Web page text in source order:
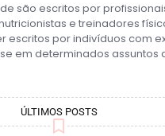
são escritos por
e treinadores
escritos por indivíduos com
em determinados assuntos
ÚLTIMOS POSTS